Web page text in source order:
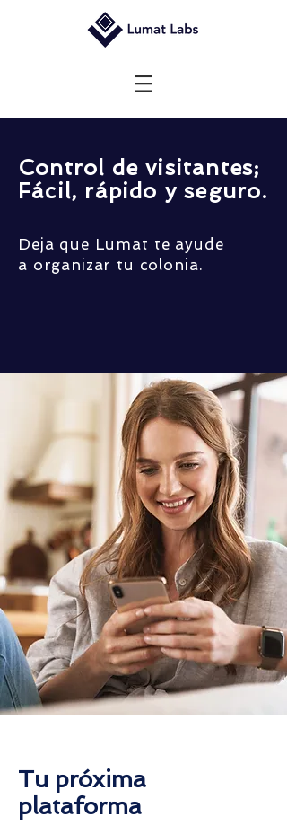
Control de visitantes;
Fácil, rápido y seguro.
Deja que Lumat te ayude
a organizar tu colonia.
Tu próxima
plataforma